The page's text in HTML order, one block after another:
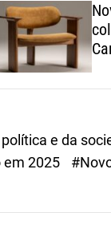
e da
em 2025